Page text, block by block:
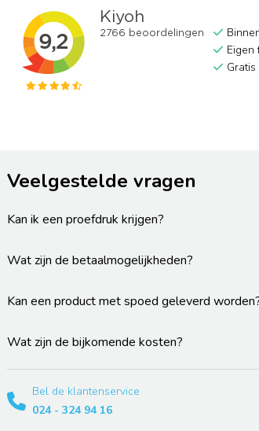
Eigen
Veelgestelde vragen
Kan ik een proefdruk krijgen?
Wat zijn de betaalmogelijkheden?
Kan een product met spoed geleverd
Wat zijn de bijkomende kosten?
Bel de klantenservice
024 - 324 94 16